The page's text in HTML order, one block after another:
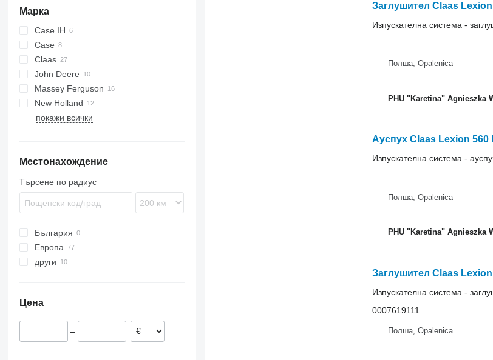
Марка
Case IH
2388
Case
Claas
C-series
Dominator
Jaguar
Lexion
D-series
John Deere
9780
C-series
T-series
Massey Ferguson
38
40
9380
New Holland
CR
TX
покажи всички
Местонахождение
Търсене по радиус
България
Европа
Дания
други
Цена
–
Изпускателна система -
Полша, Opalenica
PHU "Karetina" Agnieszka
Изпускателна система -
Полша, Opalenica
PHU "Karetina" Agnieszka
Изпускателна система -
0007619111
Полша, Opalenica